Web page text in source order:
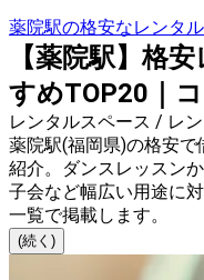
薬院駅の格安なレンタ
【薬院駅】格
すめTOP20｜
レンタルスペース / レ
薬院駅(福岡県)の格安
紹介。ダンスレッスン
子会など幅広い用途に
一覧で掲載します。
(続く)